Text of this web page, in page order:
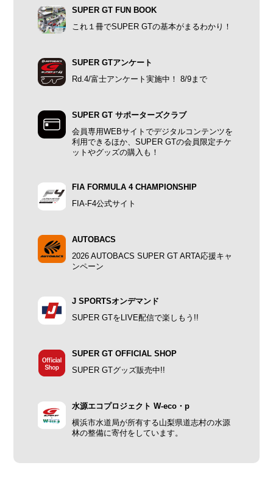
SUPER GT FUN BOOK
これ１冊でSUPER GTの基本がまるわかり！
SUPER GTアンケート
Rd.4/富士アンケート実施中！ 8/9まで
SUPER GT サポーターズクラブ
会員専用WEBサイトでデジタルコンテンツを
利用できるほか、SUPER GTの会員限定チケ
ットやグッズの購入も！
FIA FORMULA 4 CHAMPIONSHIP
FIA-F4公式サイト
AUTOBACS
2026 AUTOBACS SUPER GT ARTA応援キャ
ンペーン
J SPORTSオンデマンド
SUPER GTをLIVE配信で楽しもう!!
SUPER GT OFFICIAL SHOP
SUPER GTグッズ販売中!!
水源エコプロジェクト W-eco・p
横浜市水道局が所有する山梨県道志村の水源
林の整備に寄付をしています。